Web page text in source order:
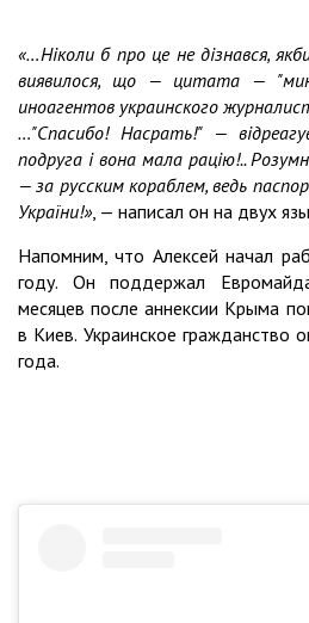
«…Ніколи б про це не дізнався,
виявилося, що — цитата —
иноагентов украинского
…"Спасибо! Насрать!" —
подруга і вона мала рацію!..
— за русским кораблем, ведь
України!», — написал он на двух
Напомним, что Алексей начал
году. Он поддержал
месяцев после аннексии Крыма
в Киев. Украинское гражданство
года.